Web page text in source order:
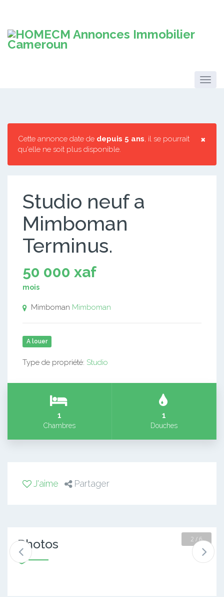
×
Cette annonce date de depuis 5 ans, il se pourrait
qu'elle ne soit plus disponible.
Studio neuf a
Mimboman
Terminus.
50 000 xaf
mois
Mimboman Mimboman
A louer
Type de propriété: Studio
1
Chambres
1
Douches
J'aime Partager
Photos 2 / 6